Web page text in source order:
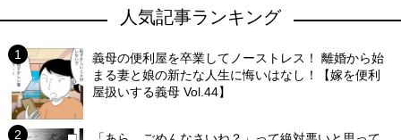
人気記事ランキング
義母の便利屋を卒業してノーストレス！ 離婚から始
まる妻と娘の新たな人生に悔いはなし！【嫁を便利
屋扱いする義母 Vol.44】